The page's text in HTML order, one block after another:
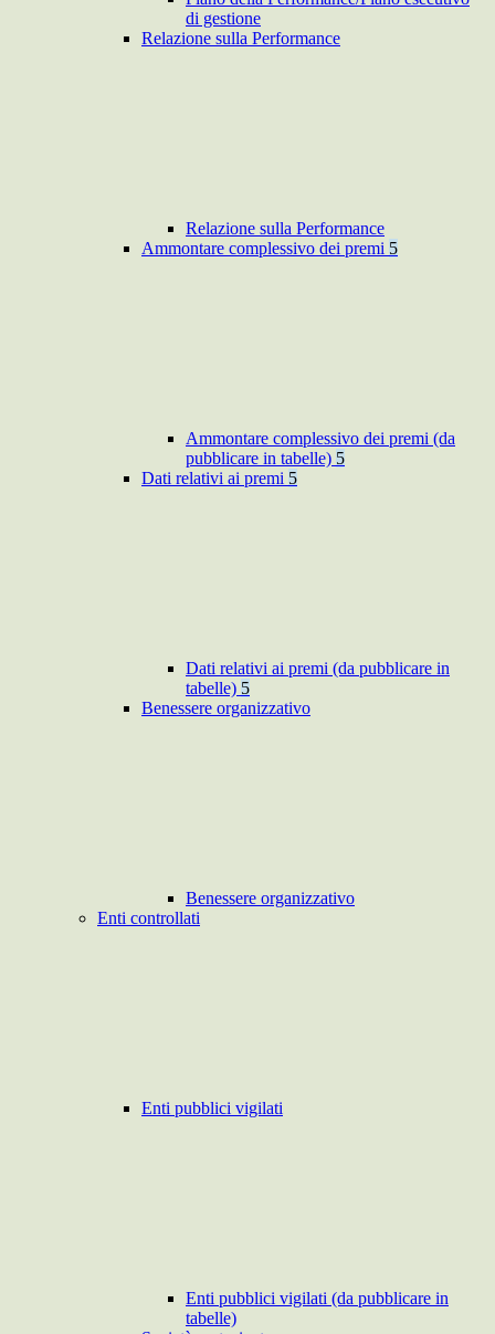
di gestione
Relazione sulla Performance
Relazione sulla Performance
Ammontare complessivo dei premi 5
Ammontare complessivo dei premi (da
pubblicare in tabelle) 5
Dati relativi ai premi 5
Dati relativi ai premi (da pubblicare in
tabelle) 5
Benessere organizzativo
Benessere organizzativo
Enti controllati
Enti pubblici vigilati
Enti pubblici vigilati (da pubblicare in
tabelle)